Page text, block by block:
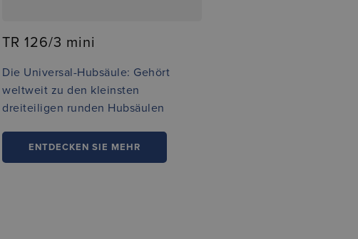
TR 126/3 mini
Die Universal-Hubsäule: Gehört
weltweit zu den kleinsten
dreiteiligen runden Hubsäulen
ENTDECKEN SIE MEHR